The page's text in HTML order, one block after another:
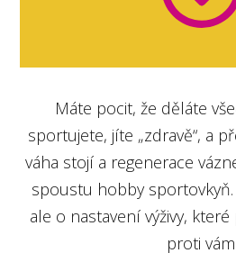
Máte pocit, že děláte
sportujete, jíte „zdravě“, a
váha stojí a regenerace
spoustu hobby
ale o nastavení výživy,
proti vám.